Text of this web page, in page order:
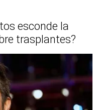
esconde la
trasplantes?